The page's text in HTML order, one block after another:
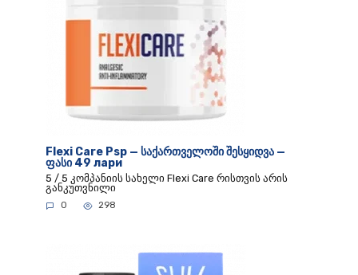
Flexi Care Psp — საქართველოში შესყიდვა —
ფასი 49 лари
5 / 5 კომპანიის სახელი Flexi Care რისთვის არის
განკუთვნილი
0 298